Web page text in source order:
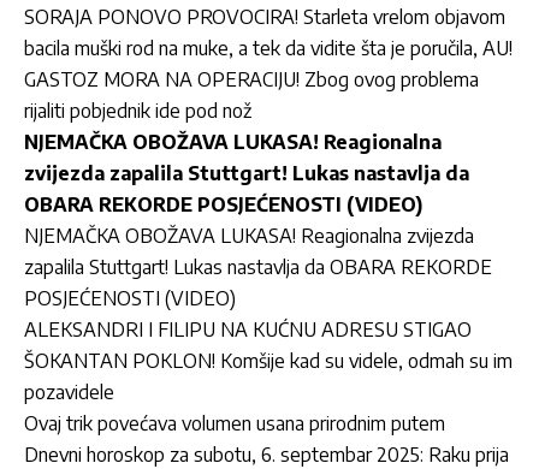
SORAJA PONOVO PROVOCIRA! Starleta vrelom objavom
bacila muški rod na muke, a tek da vidite šta je poručila, AU!
GASTOZ MORA NA OPERACIJU! Zbog ovog problema
rijaliti pobjednik ide pod nož
NJEMAČKA OBOŽAVA LUKASA! Reagionalna
zvijezda zapalila Stuttgart! Lukas nastavlja da
OBARA REKORDE POSJEĆENOSTI (VIDEO)
NJEMAČKA OBOŽAVA LUKASA! Reagionalna zvijezda
zapalila Stuttgart! Lukas nastavlja da OBARA REKORDE
POSJEĆENOSTI (VIDEO)
ALEKSANDRI I FILIPU NA KUĆNU ADRESU STIGAO
ŠOKANTAN POKLON! Komšije kad su videle, odmah su im
pozavidele
Ovaj trik povećava volumen usana prirodnim putem
Dnevni horoskop za subotu, 6. septembar 2025: Raku prija